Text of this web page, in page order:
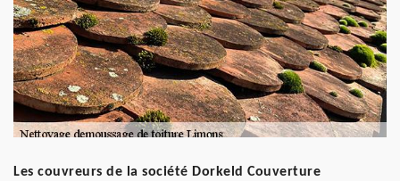
Les couvreurs de la société Dorkeld Couverture